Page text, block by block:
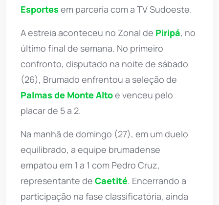
Esportes em parceria com a TV Sudoeste.
A estreia aconteceu no Zonal de Piripá, no
último final de semana. No primeiro
confronto, disputado na noite de sábado
(26), Brumado enfrentou a seleção de
Palmas de Monte Altoe venceu pelo
placar de 5 a 2.
Na manhã de domingo (27), em um duelo
equilibrado, a equipe brumadense
empatou em 1 a 1 com Pedro Cruz,
representante de Caetité. Encerrando a
participação na fase classificatória, ainda